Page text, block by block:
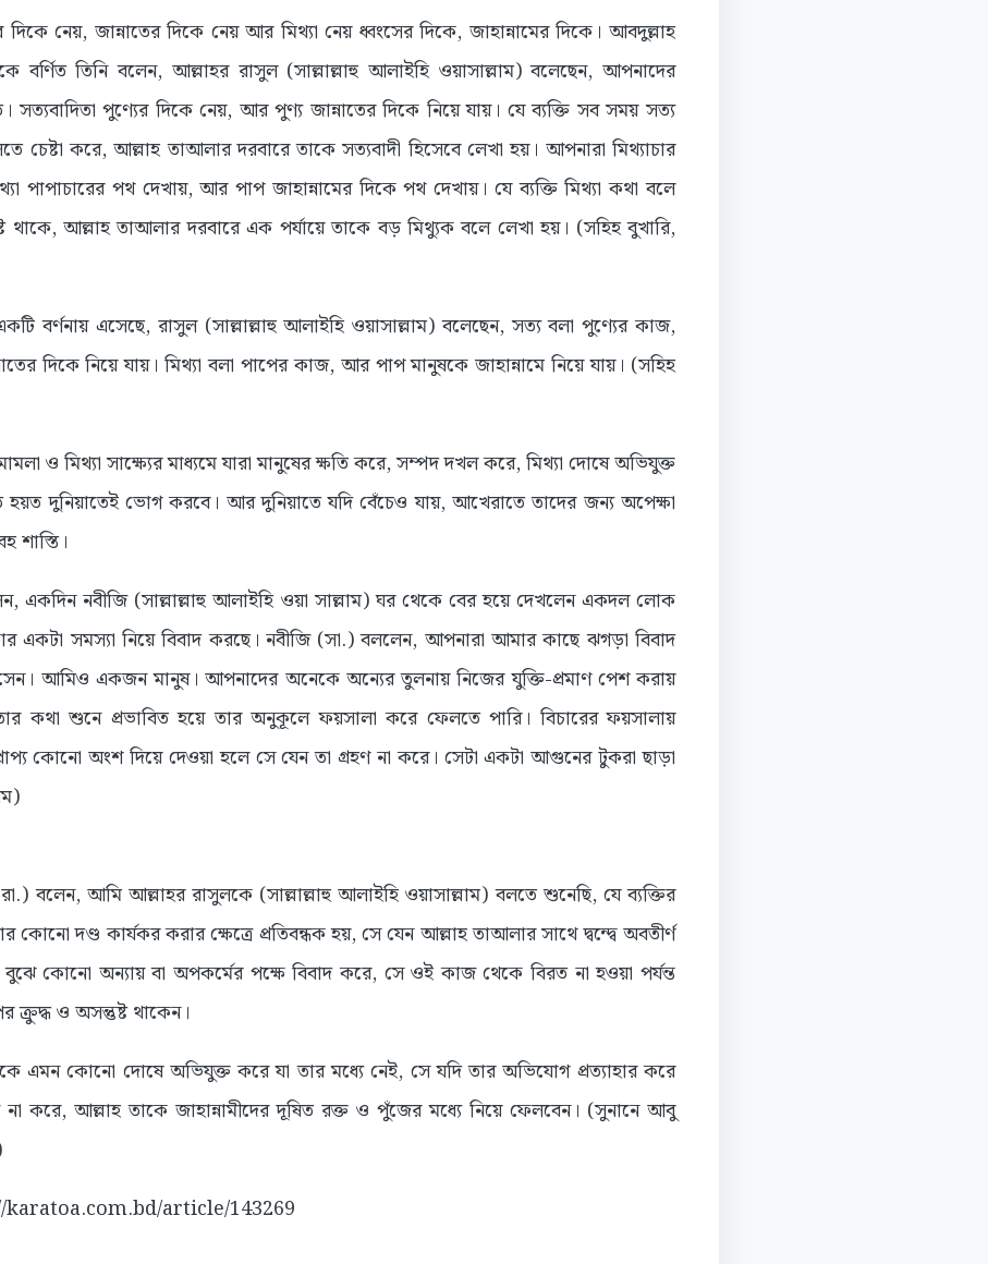
নেয়, জান্নাতের দিকে নেয় আর মিথ্যা নেয় ধ্বংসের দিকে, জাহান্নামের দিকে। আবদুল্লাহ
বর্ণিত তিনি বলেন, আল্লাহর রাসুল (সাল্লাল্লাহু আলাইহি ওয়াসাল্লাম) বলেছেন, আপনাদের
সত্যবাদিতা পুণ্যের দিকে নেয়, আর পুণ্য জান্নাতের দিকে নিয়ে যায়। যে ব্যক্তি সব সময় সত্য
চেষ্টা করে, আল্লাহ তাআলার দরবারে তাকে সত্যবাদী হিসেবে লেখা হয়। আপনারা মিথ্যাচার
পাপাচারের পথ দেখায়, আর পাপ জাহান্নামের দিকে পথ দেখায়। যে ব্যক্তি মিথ্যা কথা বলে
থাকে, আল্লাহ তাআলার দরবারে এক পর্যায়ে তাকে বড় মিথ্যুক বলে লেখা হয়। (সহিহ বুখারি,
বর্ণনায় এসেছে, রাসুল (সাল্লাল্লাহু আলাইহি ওয়াসাল্লাম) বলেছেন, সত্য বলা পুণ্যের কাজ,
দিকে নিয়ে যায়। মিথ্যা বলা পাপের কাজ, আর পাপ মানুষকে জাহান্নামে নিয়ে যায়। (সহিহ
ও মিথ্যা সাক্ষ্যের মাধ্যমে যারা মানুষের ক্ষতি করে, সম্পদ দখল করে, মিথ্যা দোষে অভিযুক্ত
হয়ত দুনিয়াতেই ভোগ করবে। আর দুনিয়াতে যদি বেঁচেও যায়, আখেরাতে তাদের জন্য অপেক্ষা
শাস্তি।
একদিন নবীজি (সাল্লাল্লাহু আলাইহি ওয়া সাল্লাম) ঘর থেকে বের হয়ে দেখলেন একদল লোক
একটা সমস্যা নিয়ে বিবাদ করছে। নবীজি (সা.) বললেন, আপনারা আমার কাছে ঝগড়া বিবাদ
আমিও একজন মানুষ। আপনাদের অনেকে অন্যের তুলনায় নিজের যুক্তি-প্রমাণ পেশ করায়
কথা শুনে প্রভাবিত হয়ে তার অনুকূলে ফয়সালা করে ফেলতে পারি। বিচারের ফয়সালায়
কোনো অংশ দিয়ে দেওয়া হলে সে যেন তা গ্রহণ না করে। সেটা একটা আগুনের টুকরা ছাড়া
বলেন, আমি আল্লাহর রাসুলকে (সাল্লাল্লাহু আলাইহি ওয়াসাল্লাম) বলতে শুনেছি, যে ব্যক্তির
দণ্ড কার্যকর করার ক্ষেত্রে প্রতিবন্ধক হয়, সে যেন আল্লাহ তাআলার সাথে দ্বন্দ্বে অবতীর্ণ
কোনো অন্যায় বা অপকর্মের পক্ষে বিবাদ করে, সে ওই কাজ থেকে বিরত না হওয়া পর্যন্ত
ক্রুদ্ধ ও অসন্তুষ্ট থাকেন।
এমন কোনো দোষে অভিযুক্ত করে যা তার মধ্যে নেই, সে যদি তার অভিযোগ প্রত্যাহার করে
করে, আল্লাহ তাকে জাহান্নামীদের দূষিত রক্ত ও পুঁজের মধ্যে নিয়ে ফেলবেন। (সুনানে আবু
karatoa.com.bd/article/143269